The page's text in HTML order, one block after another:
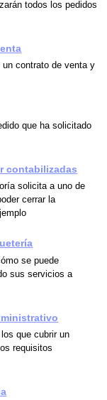
todos los pedidos
contrato de venta y
que ha solicitado
contabilizadas
solicita a uno de
cerrar la
se puede
sus servicios a
que cubrir un
requisitos